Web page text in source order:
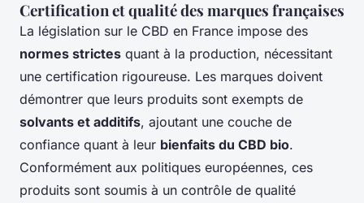
Certification et qualité des marques françaises
La législation sur le CBD en France impose des
normes strictes quant à la production, nécessitant
une certification rigoureuse. Les marques doivent
démontrer que leurs produits sont exempts de
solvants et additifs, ajoutant une couche de
confiance quant à leur bienfaits du CBD bio.
Conformément aux politiques européennes, ces
produits sont soumis à un contrôle de qualité